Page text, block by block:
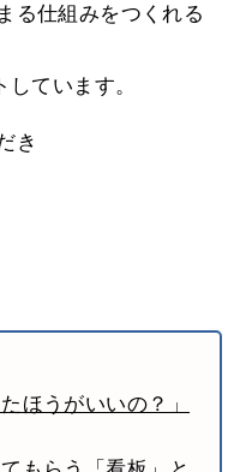
る仕組みをつくれる
ています。
き
ほうがいいの？」